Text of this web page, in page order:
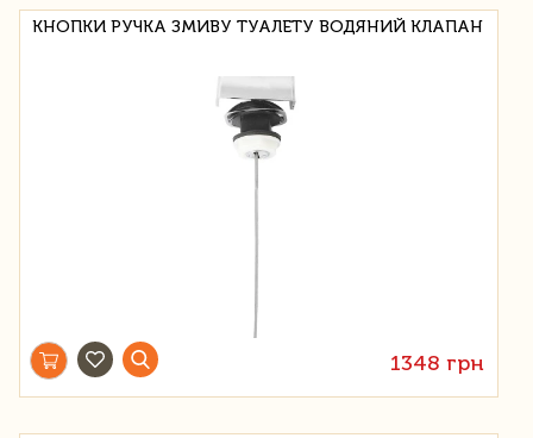
КНОПКИ РУЧКА ЗМИВУ ТУАЛЕТУ ВОДЯНИЙ КЛАПАН
1348 грн